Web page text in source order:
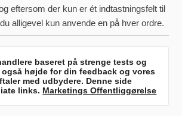
eftersom der kun er ét indtastningsfelt til
alligevel kun anvende en på hver ordre.
baseret på strenge tests og
også højde for din feedback og vores
med udbydere. Denne side
links. Marketings Offentliggørelse